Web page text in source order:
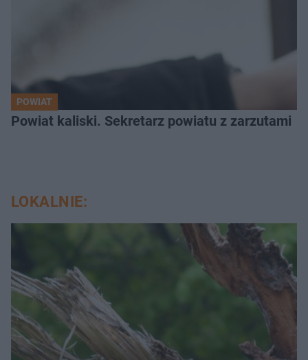
POWIAT
Powiat kaliski. Sekretarz powiatu z zarzutami
LOKALNIE: